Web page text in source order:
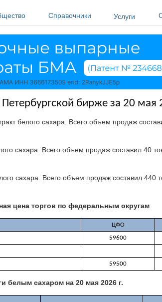
Справочники Услуги
бирже за 20 мая
белого сахара. Всего объем продаж
сахара. Всего объем продаж составил 40
сахара. Всего объем продаж составил 440
цена торгов по федеральным округам
ЦФО
59600
59500
белым сахаром на 20 мая 2026 г.